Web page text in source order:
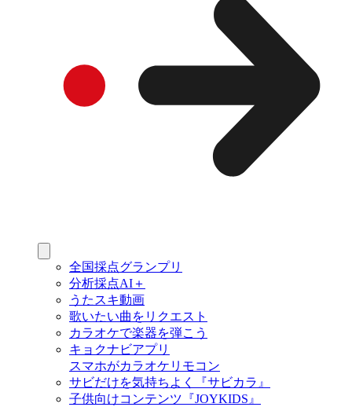
全国採点グランプリ
分析採点AI＋
うたスキ動画
歌いたい曲をリクエスト
カラオケで楽器を弾こう
キョクナビアプリ
スマホがカラオケリモコン
サビだけを気持ちよく『サビカラ』
子供向けコンテンツ『JOYKIDS』